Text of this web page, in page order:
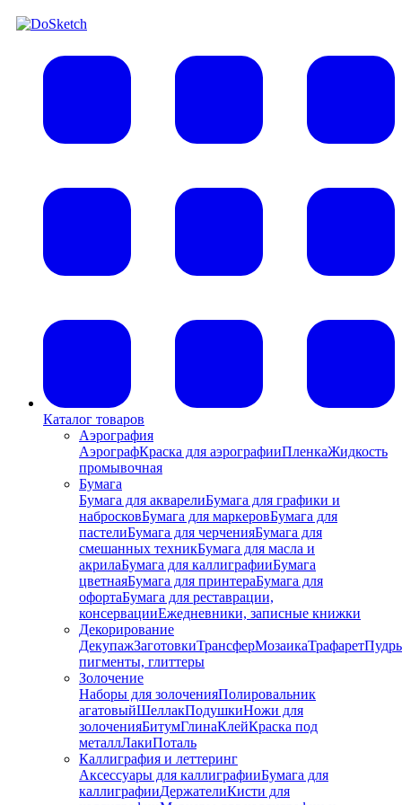
Каталог товаров
Аэрография
АэрографКраска для аэрографииПленкаЖидкость
промывочная
Бумага
Бумага для акварелиБумага для графики и
набросковБумага для маркеровБумага для
пастелиБумага для черченияБумага для
смешанных техникБумага для масла и
акрилаБумага для каллиграфииБумага
цветнаяБумага для принтераБумага для
офортаБумага для реставрации,
консервацииЕжедневники, записные книжки
Декорирование
ДекупажЗаготовкиТрансферМозаикаТрафарет
пигменты, глиттеры
Золочение
Наборы для золоченияПолировальник
агатовыйШеллакПодушкиНожи для
золоченияБитумГлинаКлейКраска под
металлЛакиПоталь
Каллиграфия и леттеринг
Аксессуары для каллиграфииБумага для
каллиграфииДержателиКисти для